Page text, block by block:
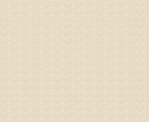
姓名：
病情描
专家回
同时，
突出的
姓名：